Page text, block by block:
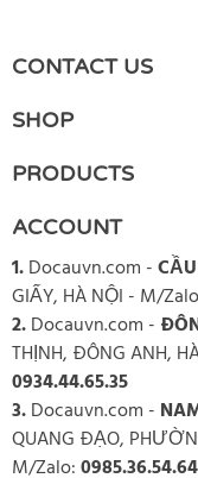
CONTACT US
SHOP
PRODUCTS
ACCOUNT
1.Docauvn.com -
GIẤY, HÀ NỘI - M/
2.Docauvn.com -
THỊNH, ĐÔNG ANH,
0934.44.65.35
3.Docauvn.com -
QUANG ĐẠO,
M/Zalo: